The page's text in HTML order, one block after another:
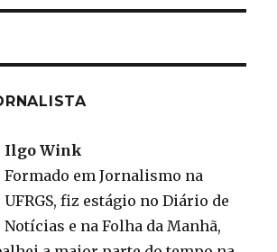
Ilgo Wink
Formado em Jornalismo na
UFRGS, fiz estágio no Diário de
Notícias e na Folha da Manhã,